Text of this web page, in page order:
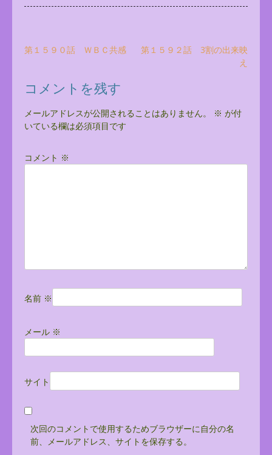
投
ナ
ゲ
ー
シ
ョ
第１５９０話 ＷＢＣ共感
第１５９２話 3割の出来映
え
コメントを残す
メールアドレスが公開されることはありません。 ※ が付
いている欄は必須項目です
コメント ※
名前 ※
メール ※
サイト
次回のコメントで使用するためブラウザーに自分の名
前、メールアドレス、サイトを保存する。